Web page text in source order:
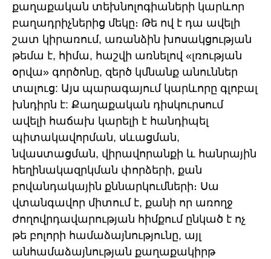
քաղաքական տեխնոլոգիաների կարևոր
բաղադրիչներից մեկը։ Թե ով է դա ավելի
շատ կիրառում, առանձին խոսակցության
թեմա է, հիմա, հաշվի առնելով «լռության
օրվա» գործոնը, զերծ կմնանք անուններ
տալուց: Այս պարագայում կարևորը գլոբալ
խնդիրն է: Քաղաքական դիսկուրսում
ավելի հաճախ կարելի է հանդիպել
պիտակավորման, սևացման,
նվաստացման, վիրավորանքի և հանրային
հեղինակազրկման փորձերի, քան
բովանդակային քննարկումների։ Սա
վտանգավոր միտում է, քանի որ առողջ
ժողովրդավարության հիմքում ընկած է ոչ
թե բոլորի համաձայնությունը, այլ
անհամաձայնության քաղաքակիրթ